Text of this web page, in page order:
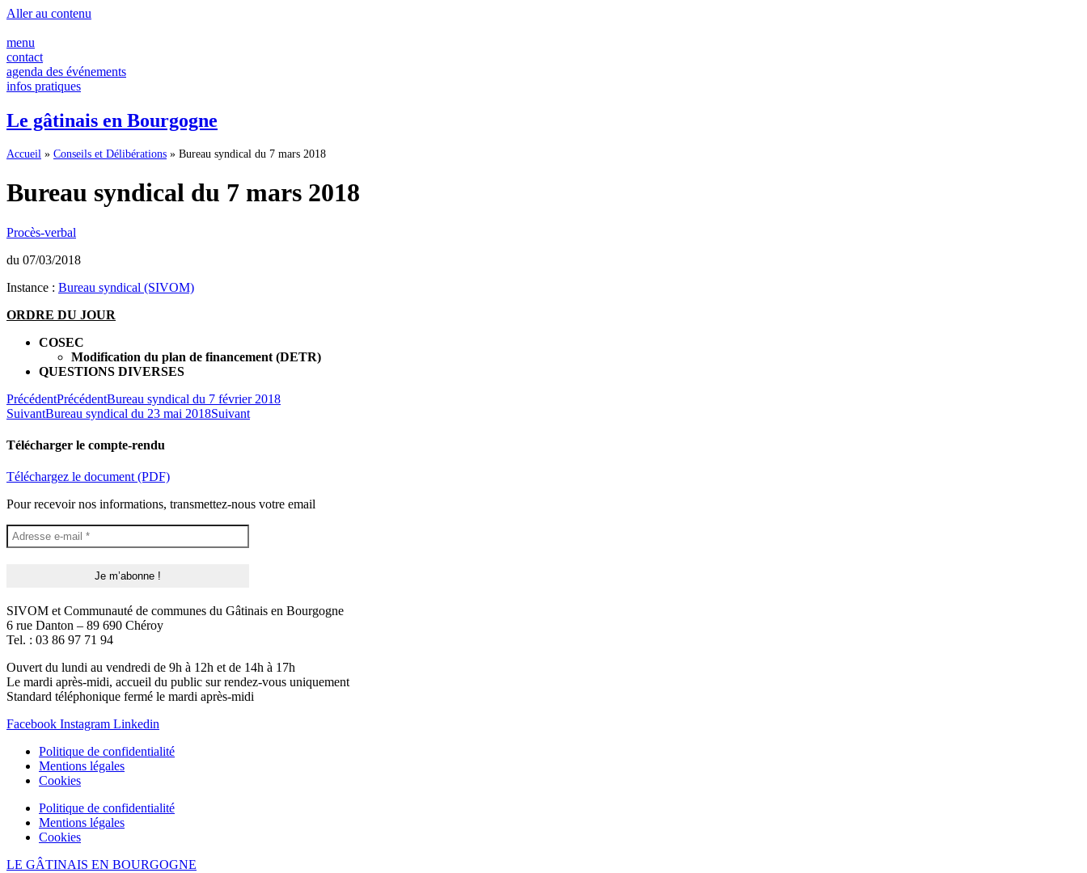
Aller au contenu
menu
contact
agenda des événements
infos pratiques
Le gâtinais en Bourgogne
Accueil » Conseils et Délibérations » Bureau syndical du 7 mars 2018
Bureau syndical du 7 mars 2018
Procès-verbal
du 07/03/2018
Instance : Bureau syndical (SIVOM)
ORDRE DU JOUR
COSEC
Modification du plan de financement (DETR)
QUESTIONS DIVERSES
PrécédentPrécédentBureau syndical du 7 février 2018
SuivantBureau syndical du 23 mai 2018Suivant
Télécharger le compte-rendu
Téléchargez le document (PDF)
Pour recevoir nos informations, transmettez-nous votre email
SIVOM et Communauté de communes du Gâtinais en Bourgogne
6 rue Danton – 89 690 Chéroy
Tel. : 03 86 97 71 94
Ouvert du lundi au vendredi de 9h à 12h et de 14h à 17h
Le mardi après-midi, accueil du public sur rendez-vous uniquement
Standard téléphonique fermé le mardi après-midi
Facebook Instagram Linkedin
Politique de confidentialité
Mentions légales
Cookies
Politique de confidentialité
Mentions légales
Cookies
LE GÂTINAIS EN BOURGOGNE